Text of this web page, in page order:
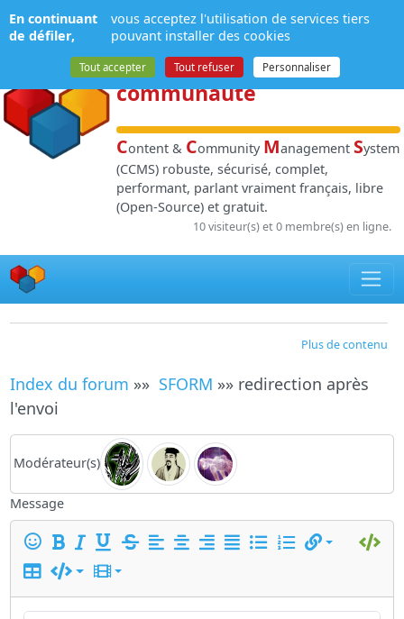
NPDS:Gestion de
contenuet de
communauté
Content & Community Management System
(CCMS) robuste, sécurisé, complet,
performant, parlant vraiment français, libre
(Open-Source) et gratuit.
10 visiteur(s) et 0 membre(s) en ligne.
Plus de contenu
Index du forum »» SFORM »» redirection après
l'envoi
Modérateur(s)
Message
Panneau de gestion des cookies
En continuant
de défiler,
vous acceptez l'utilisation de services tiers
pouvant installer des cookies
Tout accepter Tout refuser Personnaliser